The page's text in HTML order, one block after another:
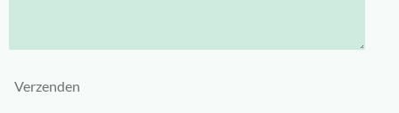
Verzenden